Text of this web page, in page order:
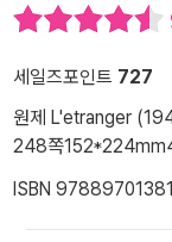
세일즈포인트 727
원제 L'etranger
248쪽152*224mm
ISBN